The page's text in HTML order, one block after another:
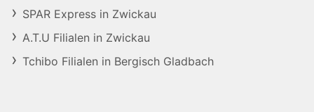
SPAR Express in Zwickau
A.T.U Filialen in Zwickau
Tchibo Filialen in Bergisch Gladbach